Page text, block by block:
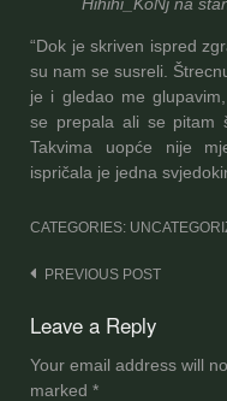
“Dok je skriven ispred
su nam se susreli.
je i gledao me
se prepala ali se pitam
Takvima uopće nije
ispričala je jedna
CATEGORIES:
Post
navigation
PREVIOUS POST
Leave a Reply
Your email address will
marked *